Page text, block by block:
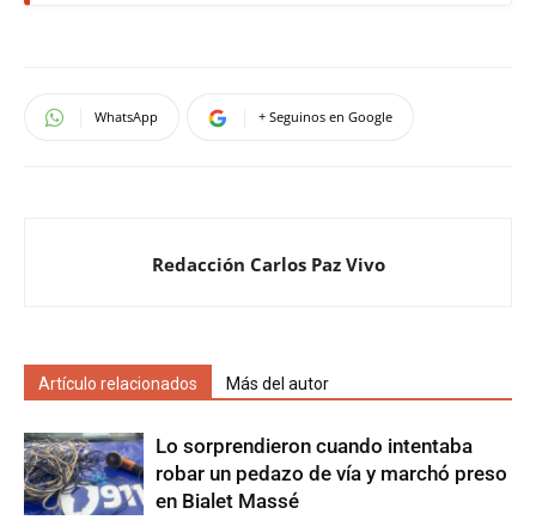
WhatsApp + Seguinos en Google
Redacción Carlos Paz Vivo
Artículo relacionados Más del autor
Lo sorprendieron cuando intentaba
robar un pedazo de vía y marchó preso
en Bialet Massé